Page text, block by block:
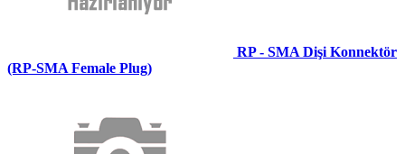
RP - SMA Dişi Konnektör
(RP-SMA Female Plug)